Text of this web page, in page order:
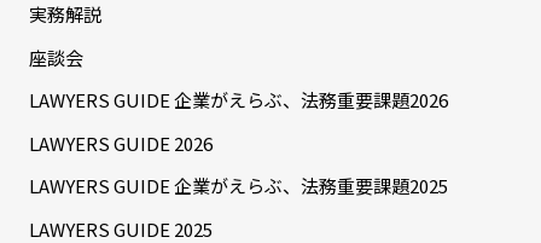
実務解説
座談会
LAWYERS GUIDE 企業がえらぶ、法務重要課題2026
LAWYERS GUIDE 2026
LAWYERS GUIDE 企業がえらぶ、法務重要課題2025
LAWYERS GUIDE 2025